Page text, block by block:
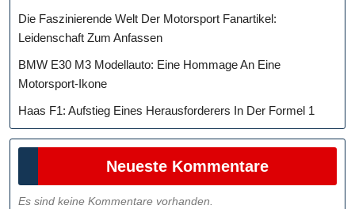
Die Faszinierende Welt Der Motorsport Fanartikel:
Leidenschaft Zum Anfassen
BMW E30 M3 Modellauto: Eine Hommage An Eine
Motorsport-Ikone
Haas F1: Aufstieg Eines Herausforderers In Der Formel 1
Neueste Kommentare
Es sind keine Kommentare vorhanden.